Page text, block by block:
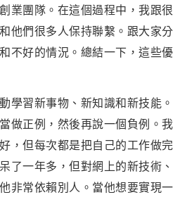
業團隊。在這個過程中，我跟很
他們很多人保持聯繫。跟大家分
不好的情況。總結一下，這些優
學習新事物、新知識和新技能。
做正例，然後再說一個負例。我
，但每次都是把自己的工作做完
了一年多，但對網上的新技術、
非常依賴別人。當他想要實現一